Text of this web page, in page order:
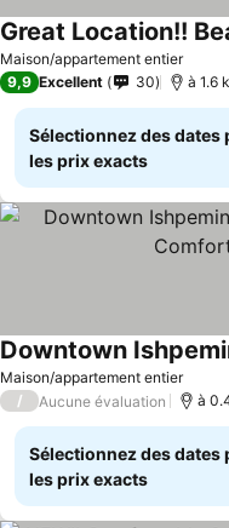
Maison/appartement entier
9,9 Excellent 30 à 1.6
Sélectionnez des dates
les prix exacts
Maison/appartement entier
/ Aucune évaluation à
Sélectionnez des dates
les prix exacts